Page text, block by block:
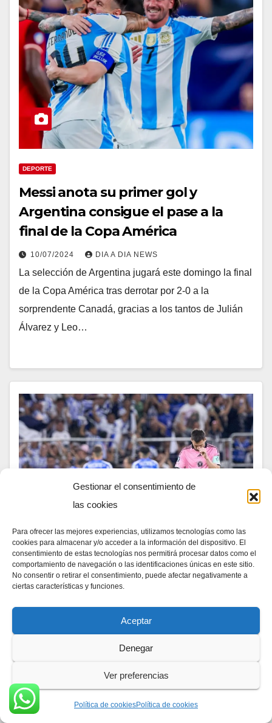
Gestionar el consentimiento de
las cookies
Para ofrecer las mejores experiencias, utilizamos tecnologías como las
cookies para almacenar y/o acceder a la información del dispositivo. El
consentimiento de estas tecnologías nos permitirá procesar datos como el
comportamiento de navegación o las identificaciones únicas en este sitio.
No consentir o retirar el consentimiento, puede afectar negativamente a
ciertas características y funciones.
Aceptar
Denegar
Ver preferencias
Política de cookiesPolítica de cookies
DEPORTE
Messi anota su primer gol y
Argentina consigue el pase a la
final de la Copa América
10/07/2024 DIA A DIA NEWS
La selección de Argentina jugará este domingo la final
de la Copa América tras derrotar por 2-0 a la
sorprendente Canadá, gracias a los tantos de Julián
Álvarez y Leo…
El Inter Miami es eliminado de la
Concachampions con una goleada
11/04/2024 DIA A DIA NEWS
El primer viaje de Lionel Messi a México para un